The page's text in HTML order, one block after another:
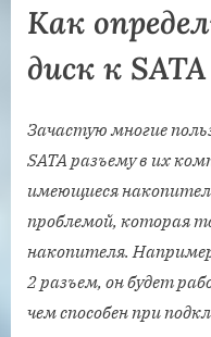
Как
диск к
Зачастую многие
SATA разъему в их
имеющиеся
проблемой, которая
накопителя.
2 разъем, он будет
чем способен при